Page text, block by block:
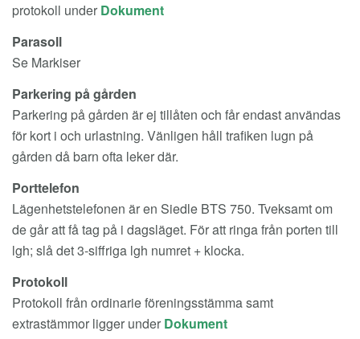
protokoll under Dokument
Parasoll
Se Markiser
Parkering på gården
Parkering på gården är ej tillåten och får endast användas
för kort i och urlastning. Vänligen håll trafiken lugn på
gården då barn ofta leker där.
Porttelefon
Lägenhetstelefonen är en Siedle BTS 750. Tveksamt om
de går att få tag på i dagsläget. För att ringa från porten till
lgh; slå det 3-siffriga lgh numret + klocka.
Protokoll
Protokoll från ordinarie föreningsstämma samt
extrastämmor ligger under Dokument